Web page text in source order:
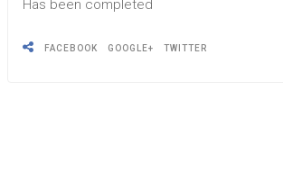
Has been completed
FACEBOOK GOOGLE+ TWITTER